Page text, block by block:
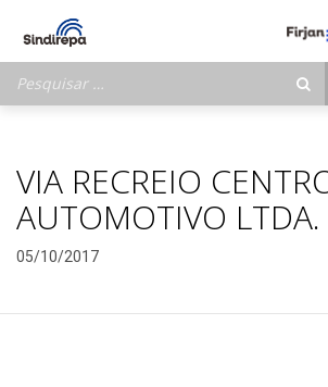
por:
VIA RECREIO
AUTOMOTIVO
05/10/2017